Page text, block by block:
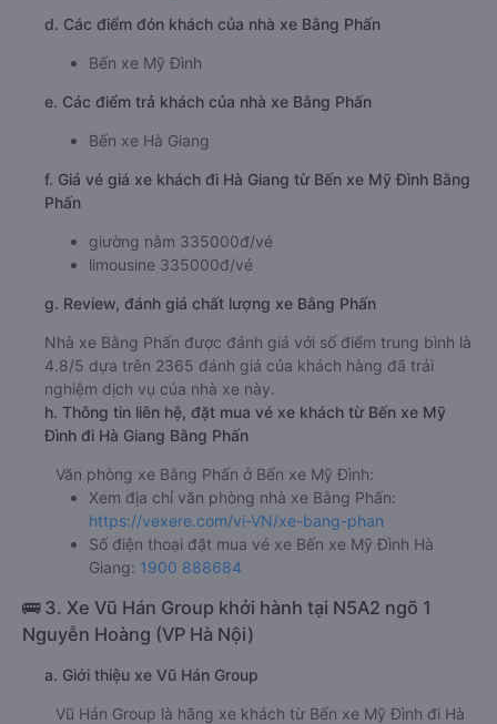
d. Các điểm đón khách của nhà xe Bằng Phấn
Bến xe Mỹ Đình
e. Các điểm trả khách của nhà xe Bằng Phấn
Bến xe Hà Giang
f. Giá vé giá xe khách đi Hà Giang từ Bến xe Mỹ Đình Bằng
Phấn
giường nằm 335000đ/vé
limousine 335000đ/vé
g. Review, đánh giá chất lượng xe Bằng Phấn
Nhà xe Bằng Phấn được đánh giá với số điểm trung bình là
4.8/5 dựa trên 2365 đánh giá của khách hàng đã trải
nghiệm dịch vụ của nhà xe này.
h. Thông tin liên hệ, đặt mua vé xe khách từ Bến xe Mỹ
Đình đi Hà Giang Bằng Phấn
Văn phòng xe Bằng Phấn ở Bến xe Mỹ Đình:
Xem địa chỉ văn phòng nhà xe Bằng Phấn:
https://vexere.com/vi-VN/xe-bang-phan
Số điện thoại đặt mua vé xe Bến xe Mỹ Đình Hà
Giang: 1900 888684
🚌 3. Xe Vũ Hán Group khởi hành tại N5A2 ngõ 1
Nguyễn Hoàng (VP Hà Nội)
a. Giới thiệu xe Vũ Hán Group
Vũ Hán Group là hãng xe khách từ Bến xe Mỹ Đình đi Hà